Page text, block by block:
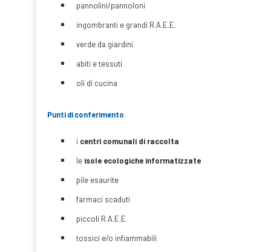
pannolini/pannoloni
ingombranti e grandi R.A.E.E.
verde da giardini
abiti e tessuti
oli di cucina
Punti di conferimento
i centri comunali di raccolta
le isole ecologiche informatizzate
pile esaurite
farmaci scaduti
piccoli R.A.E.E.
tossici e/o infiammabili